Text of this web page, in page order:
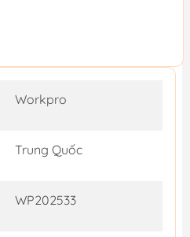
Workpro
Trung Quốc
WP202533